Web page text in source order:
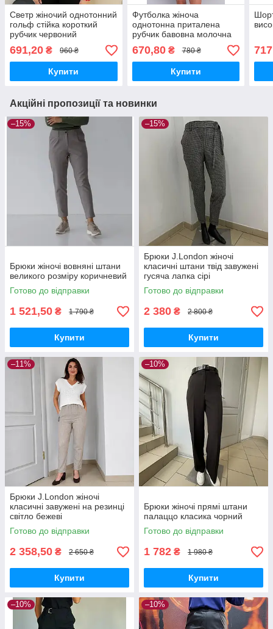
Светр жіночий однотонний
гольф стійка короткий
рубчик червоний
691,20 ₴ 960 ₴
Купити
Футболка жіноча
однотонна приталена
рубчик бавовна молочна
670,80₴ 780 ₴
Купити
Акційні пропозиції та новинки
–15%
Брюки жіночі вовняні штани
великого розміру коричневий
Готово до відправки
1 521,50 ₴ 1 790 ₴
Купити
–15%
Брюки J.London жіночі
класичні штани твід завужені
гусяча лапка сірі
Готово до відправки
2 380 ₴ 2 800 ₴
Купити
–11%
Брюки J.London жіночі
класичні завужені на резинці
світло бежеві
Готово до відправки
2 358,50 ₴ 2 650 ₴
Купити
–10%
Брюки жіночі прямі штани
палаццо класика чорний
Готово до відправки
1 782 ₴ 1 980 ₴
Купити
–10% –10%